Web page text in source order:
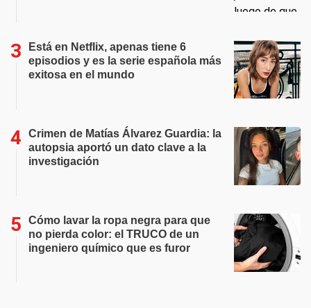
Está en Netflix, apenas tiene 6
episodios y es la serie española más
exitosa en el mundo
Crimen de Matías Álvarez Guardia: la
autopsia aportó un dato clave a la
investigación
Cómo lavar la ropa negra para que
no pierda color: el TRUCO de un
ingeniero químico que es furor